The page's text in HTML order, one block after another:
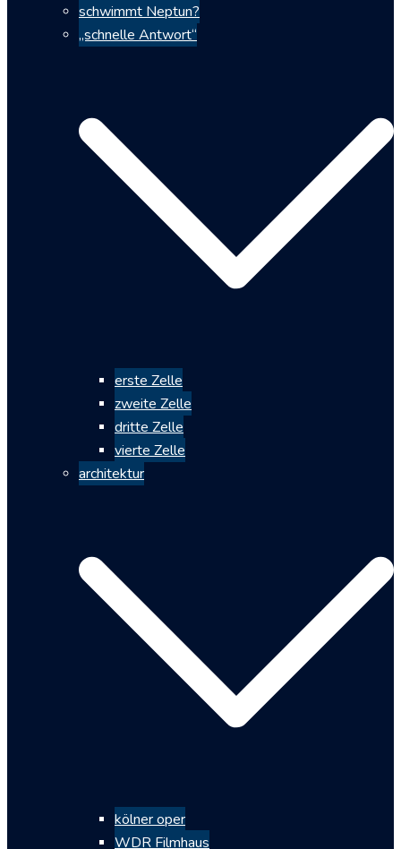
schwimmt Neptun?
„schnelle Antwort“
erste Zelle
zweite Zelle
dritte Zelle
vierte Zelle
architektur
kölner oper
WDR Filmhaus